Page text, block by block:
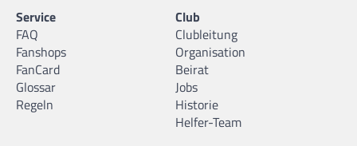
Service
FAQ
Fanshops
FanCard
Glossar
Regeln
Club
Clubleitung
Organisation
Beirat
Jobs
Historie
Helfer-Team